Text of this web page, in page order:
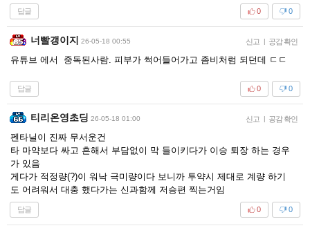
답글 0
0
너빨갱이지 26-05-18 00:55 신고 | 공감 확인
유튜브 에서 중독된사람. 피부가 썩어들어가고 좀비처럼 되던데 ㄷㄷ
답글 0
0
티리온영초딩 26-05-18 01:00 신고 | 공감 확인
펜타닐이 진짜 무서운건
타 마약보다 싸고 흔해서 부담없이 막 들이키다가 이승 퇴장 하는 경우
가 있음
게다가 적정량(?)이 워낙 극미량이다 보니까 투약시 제대로 계량 하기
도 어려워서 대충 했다가는 신과함께 저승편 찍는거임
답글 0
0